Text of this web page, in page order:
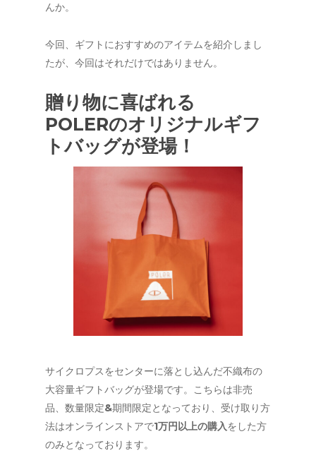
んか。
今回、ギフトにおすすめのアイテムを紹介しまし
たが、今回はそれだけではありません。
贈り物に喜ばれる
POLERのオリジナルギフ
トバッグが登場！
サイクロプスをセンターに落とし込んだ不織布の
大容量ギフトバッグが登場です。こちらは非売
品、数量限定&期間限定となっており、受け取り方
法はオンラインストアで1万円以上の購入をした方
のみとなっております。